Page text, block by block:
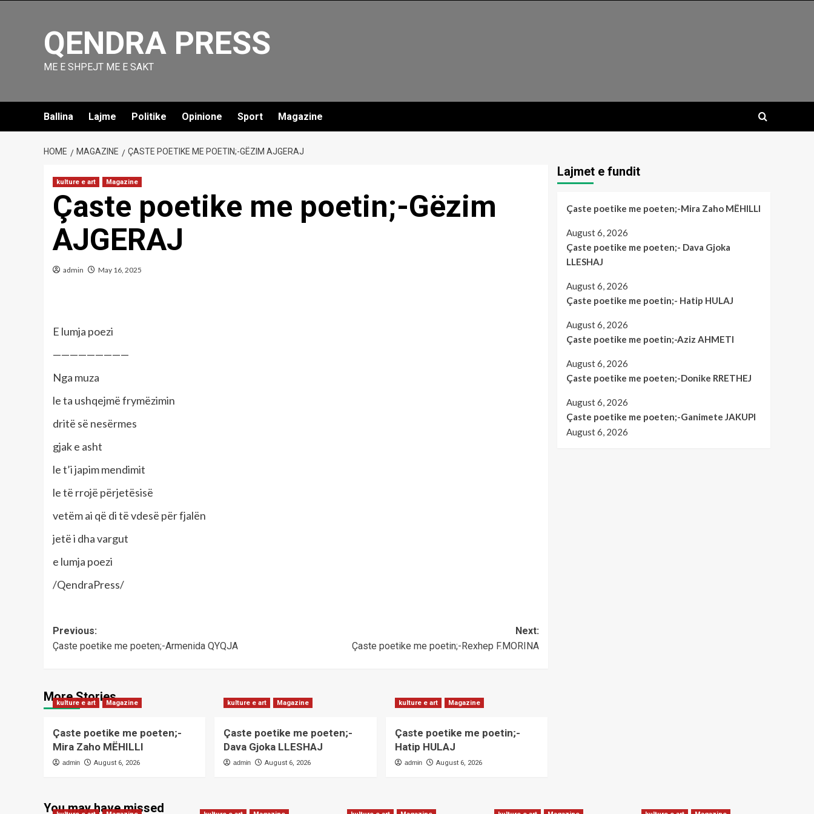
QENDRA PRESS
ME E SHPEJT ME E SAKT
Ballina Lajme Politike Opinione Sport Magazine
HOME MAGAZINE ÇASTE POETIKE ME POETIN;-GËZIM AJGERAJ
kulture e art Magazine
Çaste poetike me poetin;-Gëzim
AJGERAJ
admin May 16, 2025
E lumja poezi
—————————
Nga muza
le ta ushqejmë frymëzimin
dritë së nesërmes
gjak e asht
le t’i japim mendimit
le të rrojë përjetësisë
vetëm ai që di të vdesë për fjalën
jetë i dha vargut
e lumja poezi
/QendraPress/
Post
navigation
Previous:
Çaste poetike me poeten;-Armenida QYQJA
Next:
Çaste poetike me poetin;-Rexhep F.MORINA
More Stories
kulture e art Magazine
Çaste poetike me poeten;-
Mira Zaho MËHILLI
admin August 6, 2026
kulture e art Magazine
Çaste poetike me poeten;-
Dava Gjoka LLESHAJ
admin August 6, 2026
kulture e art Magazine
Çaste poetike me poetin;-
Hatip HULAJ
admin August 6, 2026
Lajmet e fundit
Çaste poetike me poeten;-Mira Zaho MËHILLI
August 6, 2026
Çaste poetike me poeten;- Dava Gjoka
LLESHAJ
August 6, 2026
Çaste poetike me poetin;- Hatip HULAJ
August 6, 2026
Çaste poetike me poetin;-Aziz AHMETI
August 6, 2026
Çaste poetike me poeten;-Donike RRETHEJ
August 6, 2026
Çaste poetike me poeten;-Ganimete JAKUPI
August 6, 2026
You may have missed